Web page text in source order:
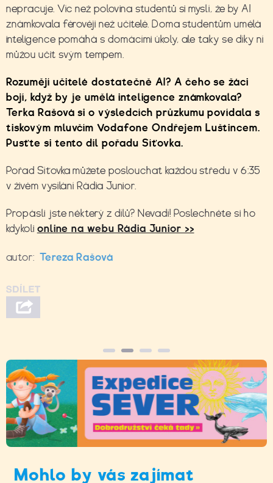
nepracuje. Víc než polovina studentů si myslí, že by AI
známkovala férověji než učitelé. Doma studentům umělá
inteligence pomáhá s domácími úkoly, ale taky se díky ní
můžou učit svým tempem.
Rozumějí učitelé dostatečně AI? A čeho se žáci
bojí, když by je umělá inteligence známkovala?
Terka Rašová si o výsledcích průzkumu povídala s
tiskovým mluvčím Vodafone Ondřejem Luštincem.
Pusťte si tento díl pořadu Síťovka.
Pořad Síťovka můžete poslouchat každou středu v 6:35
v živém vysílání Rádia Junior.
Propásli jste některý z dílů? Nevadí! Poslechněte si ho
kdykoli online na webu Rádia Junior >>
autor: Tereza Rašová
Mohlo by vás zajímat